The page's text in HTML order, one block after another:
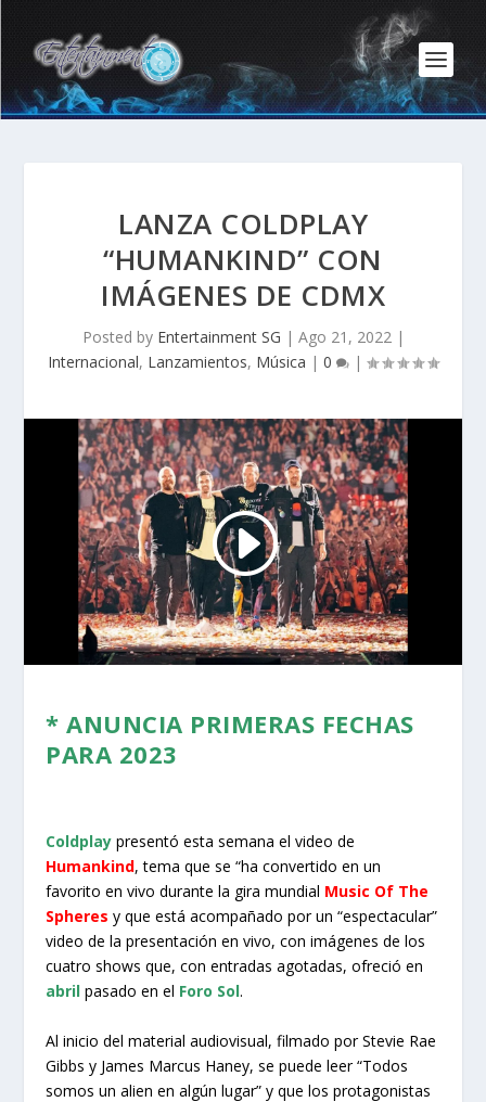
LANZA COLDPLAY
“HUMANKIND” CON
IMÁGENES DE CDMX
Posted by Entertainment SG | Ago 21, 2022|
Internacional, Lanzamientos, Música | 0 |
* ANUNCIA PRIMERAS FECHAS
PARA 2023
Coldplay presentó esta semana el video de
Humankind, tema que se “ha convertido en un
favorito en vivo durante la gira mundial Music Of The
Spheres y que está acompañado por un “espectacular”
video de la presentación en vivo, con imágenes de los
cuatro shows que, con entradas agotadas, ofreció en
abril pasado en el Foro Sol.
Al inicio del material audiovisual, filmado por Stevie Rae
Gibbs y James Marcus Haney, se puede leer “Todos
somos un alien en algún lugar” y que los protagonistas